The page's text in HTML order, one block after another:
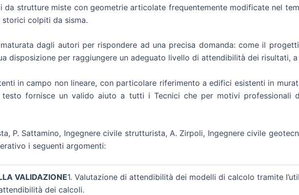
strutture miste con geometrie articolate frequentemente modificate nel
colpiti da sisma.
dagli autori per rispondere ad una precisa domanda: come il
disposizione per raggiungere un adeguato livello di attendibilità dei risultati,
in campo non lineare, con particolare riferimento a edifici esistenti in
fornisce un valido aiuto a tutti i Tecnici che per motivi professionali
P. Sattamino, Ingegnere civile strutturista, A. Zirpoli, Ingegnere civile
i seguenti argomenti:
VALIDAZIONE1. Valutazione di attendibilità dei modelli di calcolo tramite
dei calcoli.